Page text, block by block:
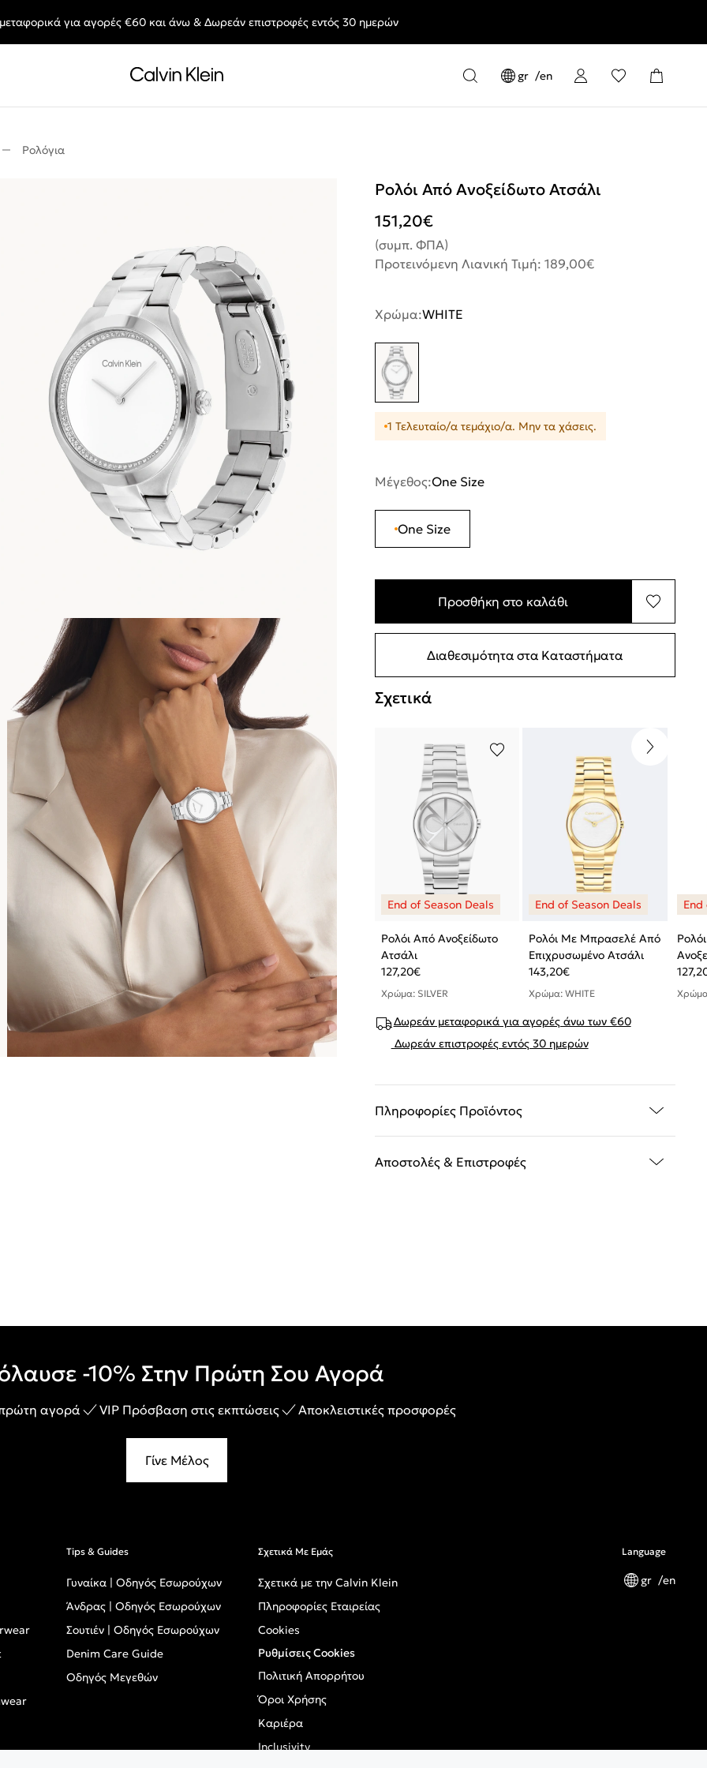
End of Season Deals: Αγαπημένα styles, στις τιμές που θες.
για αγορές €60 και άνω & Δωρεάν επιστροφές εντός 30 ημερών
gr en
Ρολόγια
Ρολόι Από Ανοξείδωτο Ατσάλι
151,20€
(συμπ. ΦΠΑ)
Προτεινόμενη Λιανική Τιμή: 189,00€
Χρώμα:WHITE
1 Τελευταίο/α τεμάχιο/α. Μην τα χάσεις.
Μέγεθος:One Size
One Size
Προσθήκη στο καλάθι
Διαθεσιμότητα στα Καταστήματα
Σχετικά
Ρολόι Από Ανοξείδωτο
Ατσάλι
127,20€
Χρώμα: SILVER
Ρολόι Με Μπρασελέ Από
Επιχρυσωμένο Ατσάλι
143,20€
Χρώμα: WHITE
Δωρεάν μεταφορικά για αγορές άνω των €60
Δωρεάν επιστροφές εντός 30 ημερών
Πληροφορίες Προϊόντος
Αποστολές & Επιστροφές
-10% Στην Πρώτη Σου Αγορά
αγορά VIP Πρόσβαση στις εκπτώσεις Αποκλειστικές προσφορές
Γίνε Μέλος
Tips & Guides
Γυναίκα | Οδηγός Εσωρούχων
Άνδρας | Οδηγός Εσωρούχων
Σουτιέν | Οδηγός Εσωρούχων
Denim Care Guide
Οδηγός Μεγεθών
Σχετικά Με Εμάς
Σχετικά με την Calvin Klein
Πληροφορίες Εταιρείας
Cookies
Ρυθμίσεις Cookies
Πολιτική Απορρήτου
Όροι Χρήσης
Καριέρα
Inclusivity
Language
gr en